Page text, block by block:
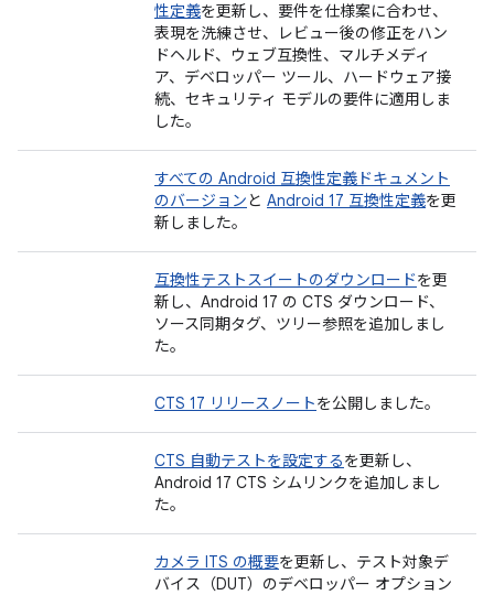
性定義を更新し、要件を仕様案に合わせ、
表現を洗練させ、レビュー後の修正をハン
ドヘルド、ウェブ互換性、マルチメディ
ア、デベロッパー ツール、ハードウェア接
続、セキュリティ モデルの要件に適用しま
した。
すべての Android 互換性定義ドキュメント
のバージョンと Android 17 互換性定義を更
新しました。
互換性テストスイートのダウンロードを更
新し、Android 17 の CTS ダウンロード、
ソース同期タグ、ツリー参照を追加しまし
た。
CTS 17 リリースノートを公開しました。
CTS 自動テストを設定するを更新し、
Android 17 CTS シムリンクを追加しまし
た。
カメラ ITS の概要を更新し、テスト対象デ
バイス（DUT）のデベロッパー オプション